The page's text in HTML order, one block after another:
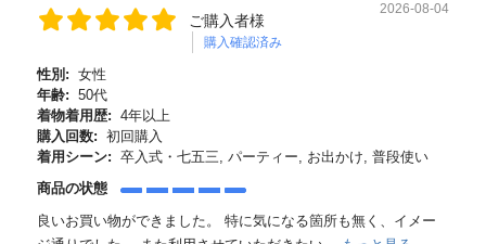
ご購入者様
購入確認済み
2026-08-04
性別: 女性
年齢: 50代
着物着用歴: 4年以上
購入回数: 初回購入
着用シーン: 卒入式・七五三, パーティー, お出かけ, 普段使い
商品の状態
良いお買い物ができました。 特に気になる箇所も無く、イメー